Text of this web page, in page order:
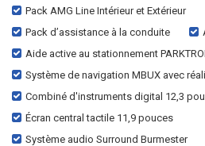
Pack AMG Line Intérieur et Extérieur
Pack d’assistance à la conduite
Aide active au stationnement
Système de navigation MBUX avec
Combiné d'instruments digital 12,3
Écran central tactile 11,9 pouces
Système audio Surround Burmester